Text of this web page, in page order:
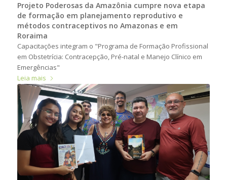
Projeto Poderosas da Amazônia cumpre nova etapa
de formação em planejamento reprodutivo e
métodos contraceptivos no Amazonas e em
Roraima
Capacitações integram o "Programa de Formação Profissional
em Obstetrícia: Contracepção, Pré-natal e Manejo Clínico em
Emergências"
Leia mais